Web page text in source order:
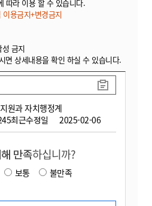
따라 이용 할 수 있습니다.
용금지+변경금지
금지
면 상세내용을 확인 하실 수 있습니다.
원과 자치행정계
최근수정일 2025-02-06
만족하십니까?
보통
불만족